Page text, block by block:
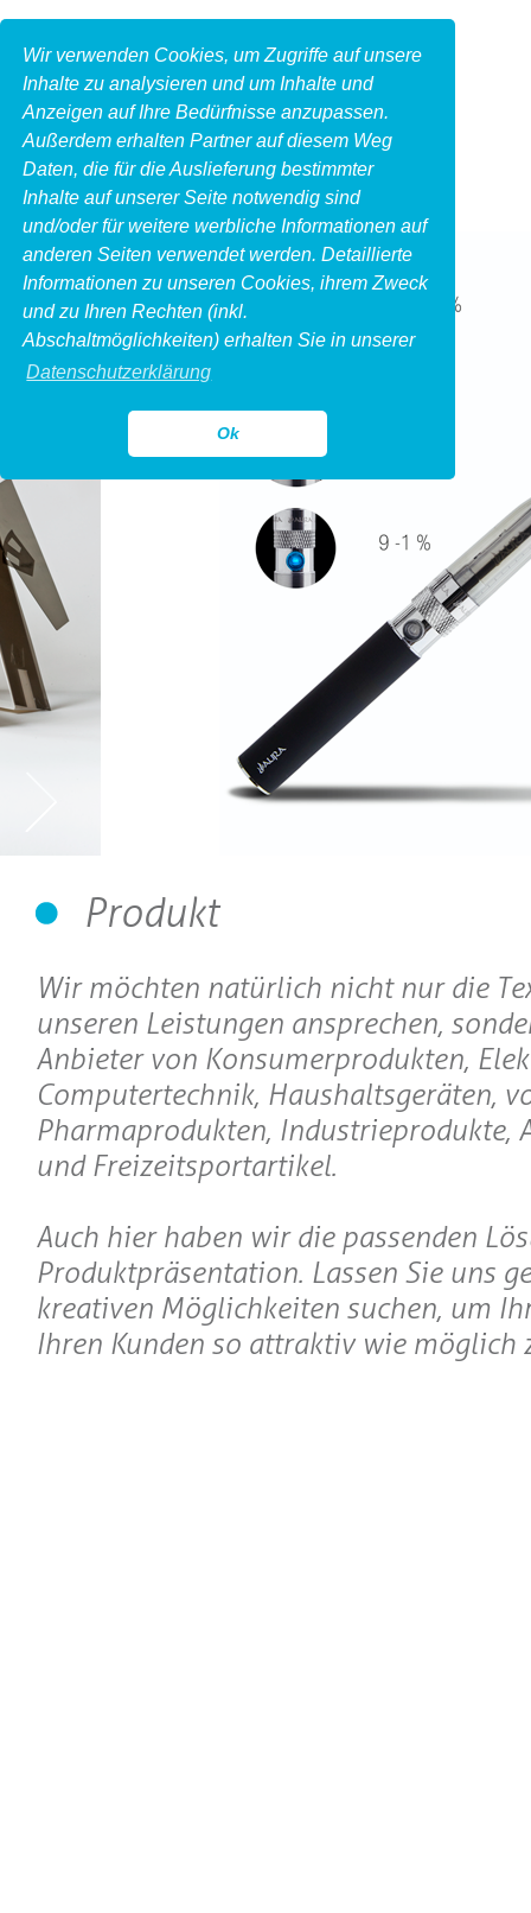
Wir verwenden Cookies, um Zugriffe auf unsere
Inhalte zu analysieren und um Inhalte und
Anzeigen auf Ihre Bedürfnisse anzupassen.
Außerdem erhalten Partner auf diesem Weg
Daten, die für die Auslieferung bestimmter
Inhalte auf unserer Seite notwendig sind
und/oder für weitere werbliche Informationen auf
anderen Seiten verwendet werden. Detaillierte
Informationen zu unseren Cookies, ihrem Zweck
und zu Ihren Rechten (inkl.
Abschaltmöglichkeiten) erhalten Sie in unserer
Datenschutzerklärung
Ok
Produkt
Wir möchten natürlich nicht nur die
unseren Leistungen ansprechen,
Anbieter von Konsumerprodukten,
Computertechnik, Haushaltsgeräten,
Pharmaprodukten, Industrieprodukte,
und Freizeitsportartikel.
Auch hier haben wir die passenden
Produktpräsentation. Lassen Sie uns
kreativen Möglichkeiten suchen, um
Ihren Kunden so attraktiv wie möglich